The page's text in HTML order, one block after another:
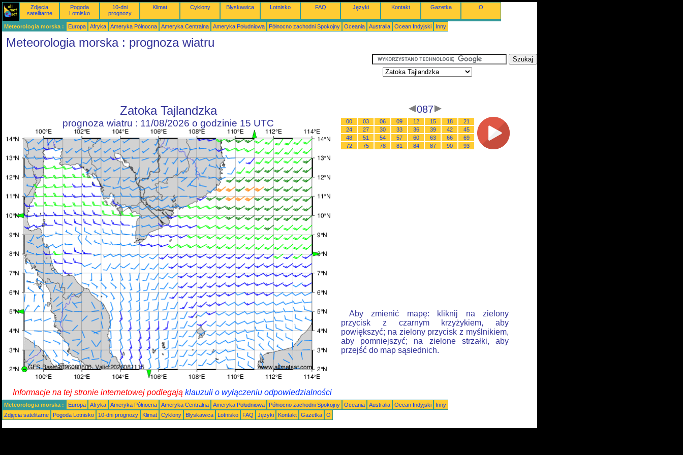
Zdjęcia
satelitarne
Pogoda
Lotnisko
10-dni
prognozy
Klimat Cyklony Błyskawica Lotnisko FAQ Języki Kontakt Gazetka O
Meteorologia morska : Europa Afryka Ameryka Północna Ameryka Centralna Ameryka Południowa Północno zachodni Spokojny Oceania Australia Ocean Indyjski Inny
Meteorologia morska : prognoza wiatru
Zatoka Tajlandzka
prognoza wiatru : 11/08/2026 o godzinie 15 UTC
087
00 03 06 09 12 15 18
21
24
27 30 33 36 39 42
45
48
51 54 57 60 63 66
69
72
75 78 81 84 87 90 93
Aby zmienić mapę: kliknij na zielony
przycisk z czarnym krzyżykiem, aby
powiększyć; na zielony przycisk z myślnikiem,
aby pomniejszyć; na zielone strzałki, aby
przejść do map sąsiednich.
Informacje na tej stronie internetowej podlegają klauzuli o wyłączeniu odpowiedzialności
Meteorologia morska : Europa Afryka Ameryka Północna Ameryka Centralna Ameryka Południowa Północno zachodni Spokojny Oceania Australia Ocean Indyjski
Inny
Zdjęcia satelitarne
Pogoda Lotnisko 10-dni prognozy Klimat Cyklony Błyskawica Lotnisko FAQ Języki Kontakt Gazetka O